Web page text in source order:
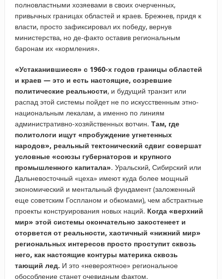
полновластными хозяевами в своих очерченных,
привычных границах областей и краев. Брежнев, придя к
власти, просто зафиксировал их победу, вернув
министерства, но де-факто оставив региональным
баронам их «кормления».
«Устаканившиеся» с 1960-х годов границы областей
и краев — это и есть настоящие, созревшие
политические реальности, и будущий транзит или
распад этой системы пойдет не по искусственным этно-
национальным лекалам, а именно по линиям
административно-хозяйственных вотчин. Там, где
политологи ищут «пробуждение угнетенных
народов», реальный тектонический сдвиг совершат
условные «союзы губернаторов и крупного
промышленного капитала». Уральский, Сибирский или
Дальневосточный «цеха» имеют куда более мощный
экономический и ментальный фундамент (заложенный
еще советским Госпланом и обкомами), чем абстрактные
проекты конструирования новых наций. Когда «верхний
мир» этой системы окончательно закостенеет и
оторвется от реальности, хаотичный «нижний мир»
региональных интересов просто проступит сквозь
него, как настоящие контуры материка сквозь
тающий лед. И это «невероятное» региональное
обособление станет очевидным фактом.